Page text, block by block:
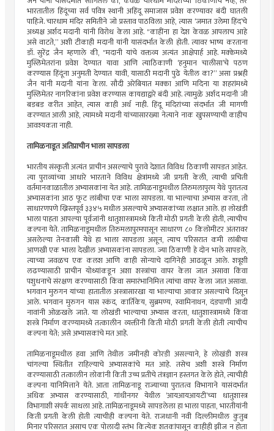
भारतातील हिंदूंच्या सर्व पवित्र स्थानी अहिंदू समाजास प्रवेश करण्यावर बंदी घातली
पाहिजे. चारधाम मंदिर समितीने जो प्रस्ताव पाठविला आहे, त्यास ‘जमात उलेमा हिंद’चे
अध्यक्ष अर्शद मदानी यांनी विरोध केला आहे. "काहींना हा देश केवळ आपलाच आहे
असे वाटते,” अशी टीकाही मदानी यांनी यासंदर्भात केली होती. त्यावर भाष्य करताना
डॉ. सुरेंद्र जैन म्हणाले की, "मदानी यांचे वक्तव्य अत्यंत आक्षेपार्ह आहे. मक्केमध्ये
मुस्लिमेतरांना प्रवेश देण्यात यावा आणि त्याठिकाणी ‘हनुमान चालीसा’चे पठण
करण्यास हिंदूंना अनुमती देण्यात यावी, यासाठी मदानी पुढे येतील का?” असा प्रश्नही
जैन यांनी मदानी यांना केला. सौदी अरेबियात मक्का आणि मदिना या शहरांमध्ये
मुस्लिमेतर नागरिकांना प्रवेश करण्यास कायद्याद्वारे बंदी आहे. त्यामुळे अर्शद मदानी जी
बडबड करीत आहेत, त्यास काही अर्थ नाही. हिंदू मंदिरांच्या संदर्भात जी मागणी
करण्यात आली आहे, त्यामध्ये मदानी यांच्यासारख्या नेत्याने नाक खुपसण्याची काहीच
आवश्यकता नाही.
तामिळनाडूत अतिप्राचीन भाला सापडला
भारतीय संस्कृती अत्यंत प्राचीन असल्याचे पुरावे देशात विविध ठिकाणी सापडत आहेत.
त्या पुराव्यांच्या आधारे भारताने विविध क्षेत्रांमध्ये जी प्रगती केली, त्याची प्रचिती
वर्तमानकाळातील अभ्यासकांना येत आहे. तामिळनाडूमधील तिरुमलापुरम येथे पुरातत्व
अभ्यासकांना आठ फूट लांबीचा एक भाला सापडला. या भाल्याचा अभ्यास करता, तो
साधारणपणे ख्रिस्तपूर्व ३३४५ मधील असल्याचे अभ्यासकांच्या लक्षात आले. हा लोखंडी
भाला पाहता आपल्या पूर्वजांनी धातुशास्त्रामध्ये किती मोठी प्रगती केली होती, त्याचीच
कल्पना येते. तामिळनाडूमधील तिरुमलापुरमपासून साधारण ८० किलोमीटर अंतरावर
असलेल्या तेनकासी येथे हा भाला सापडला असून, त्याच परिसरात कमी लांबीचा
आणखी एक भाला देखील अभ्यासकांना सापडला. ज्या ठिकाणी हे दोन भाले सापडले,
त्याच्या जवळच एक कलश आणि काही सोन्याचे दागिनेही आढळून आले. शत्रूशी
लढण्यासाठी प्राचीन योध्यांकडून अशा शस्त्रांचा वापर केला जात असावा किंवा
पशुधनाचे संरक्षण करण्यासाठी किंवा समारंभानिमित्त त्यांचा वापर केला जात असावा.
भगवान मुरुगन यांच्या हातातील अस्त्रासारखा या भाल्याचा आकार असल्याचे दिसून
आले. भगवान मुरुगन यास स्कंद, कार्तिकेय, सुब्रमण्य, स्वामिनाथन, दंडपाणी आदी
नावांनी ओळखले जाते. या लोखंडी भाल्याचा अभ्यास करता, धातुशास्त्रामध्ये किंवा
शस्त्रे निर्माण करण्यामध्ये तत्कालीन व्यक्तींनी किती मोठी प्रगती केली होती त्याचीच
कल्पना येते; असे अभ्यासकांचे मत आहे.
तामिळनाडूमधील हवा आणि तेथील जमीनही कोरडी असल्याने, हे लोखंडी शस्त्र
चांगल्या स्थितीत राहिल्याचे अभ्यासकांचे मत आहे. तसेच अशी शस्त्रे निर्माण
करण्यासाठी तत्कालीन लोकांनी किती उच्च प्रतीचे तंत्रज्ञान हस्तगत केले होते, त्याचीही
कल्पना यानिमित्ताने येते. आता तामिळनाडू राज्याच्या पुरातत्व विभागाने यासंदर्भात
अधिक अभ्यास करण्यासाठी, गांधीनगर येथील ‘आयआयआयटी’च्या धातुशास्त्र
विभागाशी संपर्क साधला आहे. तामिळनाडूमध्ये सापडलेला हा भाला पाहता, भारतीयांनी
किती प्रगती केली होती त्याचीही कल्पना येते. राजधानी नवी दिल्लीमधील कुतुब
मिनार परिसरात असाच एक पोलादी स्तंभ कित्येक शतकांपासून काहीही झीज न होता